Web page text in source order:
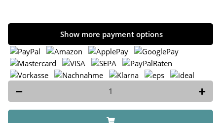
Show more payment options